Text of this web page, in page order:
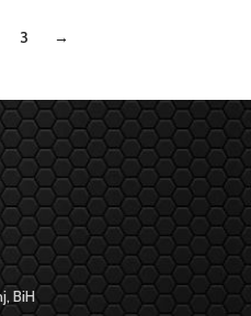
3 →
BiH